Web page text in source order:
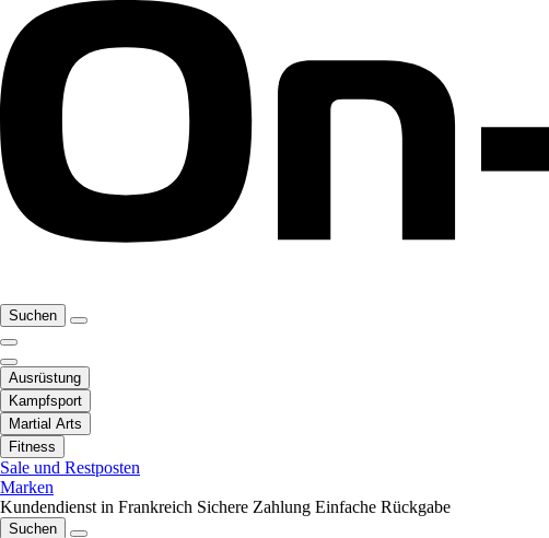
Suchen
Ausrüstung
Kampfsport
Martial Arts
Fitness
Sale und Restposten
Marken
Kundendienst in Frankreich Sichere Zahlung Einfache Rückgabe
Suchen